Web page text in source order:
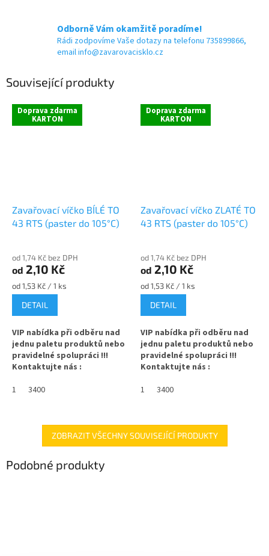
Odborně Vám okamžitě poradíme!
Rádi zodpovíme Vaše dotazy na telefonu 735899866,
email info@zavarovacisklo.cz
Související produkty
Doprava zdarma
KARTON
Zavařovací víčko BÍLÉ TO
43 RTS (paster do 105°C)
od 1,74 Kč bez DPH
od 2,10 Kč
Měrná
cena:
od 1,53 Kč / 1 ks
DETAIL
VIP nabídka při odběru nad
jednu paletu produktů nebo
pravidelné spolupráci !!!
Kontaktujte nás :
✅ Šroubovací víčko pro snadné
otevření sklenice
✅ Různé varianty víček TO 43
1 3400
Doprava zdarma
KARTON
Zavařovací víčko ZLATÉ TO
43 RTS (paster do 105°C)
od 1,74 Kč bez DPH
od 2,10 Kč
Měrná
cena:
od 1,53 Kč / 1 ks
DETAIL
VIP nabídka při odběru nad
jednu paletu produktů nebo
pravidelné spolupráci !!!
Kontaktujte nás :
✅ Šroubovací víčko pro snadné
otevření sklenice
1 3400
ZOBRAZIT VŠECHNY SOUVISEJÍCÍ PRODUKTY
Podobné produkty